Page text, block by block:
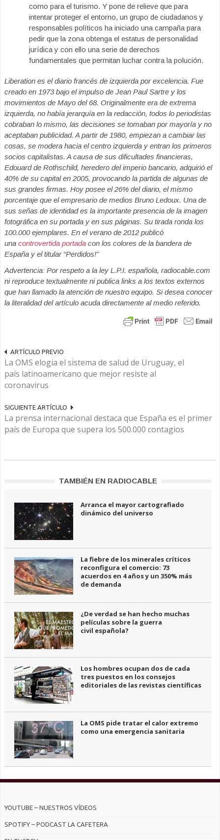
como para el turismo. Y pone de relieve que para
intentar proteger el entorno, un grupo de ciudadanos y
responsables políticos ha iniciado una campaña para
pedir que la zona obtenga el estatus de personalidad
jurídica y con ello una serie de derechos
fundamentales que permitan luchar contra la polución.
Liberation es el diario francés de izquierda por excelencia. Fue
creado en 1973 bajo el impulso de Jean Paul Sartre y los
movimientos de Mayo del 68. Originalmente era de extrema
izquierda, no había jerarquía en la redacción, todos lo periodistas
cobraban lo mismo, las decisiones se tomaban por mayoría y no
aceptaban publicidad. A partir de 1980, empiezan a cambiar las
cosas, se modera hacia el centro izquierda y entran los primeros
socios capitalistas. A causa de sus dificultades financieras,
Edouard de Rothschild, heredero del imperio bancario, adquirió el
40% de su capital en 2005, provocando la partida de algunas de
sus grandes firmas. Hoy posee el 26% del diario, el mismo
porcentaje que el empresario de medios Bruno Ledoux. Una de
sus señas de identidad es la importante presencia de la imagen
fotográfica en su portada y en sus páginas. Su tirada ronda los
100.000 ejemplares. En el verano de 2012 publicó
una controvertida portada con los colores de la bandera de
España y el titular “Perdidos!”
Advertencia: Por respeto a la ley L.P.I. española, radiocable.com
ni reproduce textualmente ni publica links a los textos externos
que han llamado la atención de nuestro equipo. Si desea conocer
la literalidad del artículo acuda directamente al medio referido.
ARTÍCULO PREVIO
La OMS elogia el sistema de salud de Uruguay, el
país latinoamericano que mejor resiste al
coronavirus
SIGUIENTE ARTÍCULO
La prensa internacional destaca que España es el primer
país de Europa que supera los 500.000 contagios
TAMBIÉN EN RADIOCABLE
Arranca el mayor cartografiado
dinámico del universo
La fiebre de los minerales críticos
reconfigura el comercio: 73
acuerdos en 4 años y un 350% más
de demanda
¿De verdad se han hecho muchas
películas sobre la guerra
civil española?
Los hombres ocupan dos de cada
tres puestos en los consejos
editoriales de las revistas científicas
La OMS pide tratar el calor extremo
como una emergencia sanitaria
YOUTUBE – NUESTROS VÍDEOS
SPOTIFY – PODCAST LA CAFETERA